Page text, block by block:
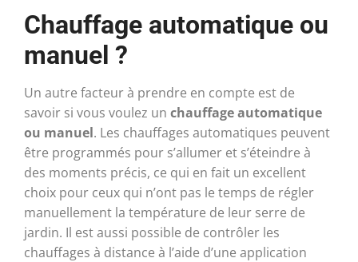
Chauffage automatique ou
manuel ?
Un autre facteur à prendre en compte est de
savoir si vous voulez un chauffage automatique
ou manuel. Les chauffages automatiques peuvent
être programmés pour s’allumer et s’éteindre à
des moments précis, ce qui en fait un excellent
choix pour ceux qui n’ont pas le temps de régler
manuellement la température de leur serre de
jardin. Il est aussi possible de contrôler les
chauffages à distance à l’aide d’une application